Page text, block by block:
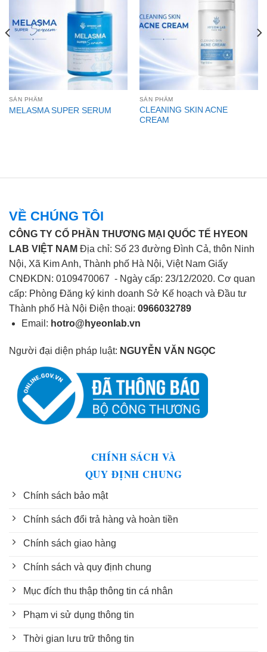
SẢN PHẨM
MELASMA SUPER SERUM
SẢN PHẨM
CLEANING SKIN ACNE
CREAM
VỀ CHÚNG TÔI
CÔNG TY CỔ PHẦN THƯƠNG MẠI QUỐC TẾ HYEON
LAB VIỆT NAM Địa chỉ: Số 23 đường Đình Cả, thôn Ninh
Nội, Xã Kim Anh, Thành phố Hà Nội, Việt Nam Giấy
CNĐKDN: 0109470067 - Ngày cấp: 23/12/2020. Cơ quan
cấp: Phòng Đăng ký kinh doanh Sở Kế hoạch và Đầu tư
Thành phố Hà Nội Điện thoại: 0966032789
Email: hotro@hyeonlab.vn
Người đại diện pháp luật: NGUYỄN VĂN NGỌC
CHÍNH SÁCH VÀ
QUY ĐỊNH CHUNG
Chính sách bảo mật
Chính sách đổi trả hàng và hoàn tiền
Chính sách giao hàng
Chính sách và quy định chung
Mục đích thu thập thông tin cá nhân
Phạm vi sử dụng thông tin
Thời gian lưu trữ thông tin